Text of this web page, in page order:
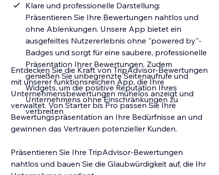
Klare und professionelle Darstellung:
Präsentieren Sie Ihre Bewertungen nahtlos und
ohne Ablenkungen. Unsere App bietet ein
ausgefeiltes Nutzererlebnis ohne "powered by"-
Badges und sorgt für eine saubere, professionelle
Präsentation Ihrer Bewertungen. Zudem
genießen Sie unbegrenzte Seitenaufrufe und
Widgets, um die positive Reputation Ihres
Unternehmens ohne Einschränkungen zu
verbreiten
Entdecken Sie die Kraft von TripAdvisor-Bewertungen
mit unserer funktionsreichen App, die Ihre
Unternehmensbewertungen mühelos anzeigt und
verwaltet. Von Starter bis Pro passen Sie Ihre
Bewertungspräsentation an Ihre Bedürfnisse an und
gewinnen das Vertrauen potenzieller Kunden.
Präsentieren Sie Ihre TripAdvisor-Bewertungen
nahtlos und bauen Sie die Glaubwürdigkeit auf, die Ihr